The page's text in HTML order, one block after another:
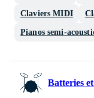
Claviers MIDI
Pianos semi-
Batteries